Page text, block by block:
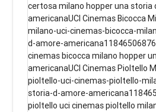
certosa milano hopper una storia
americanaUCI Cinemas Bicocca
milano-uci-cinemas-bicocca-
d-amore-
cinemas bicocca milano hopper
americanaUCI Cinemas Pioltello
pioltello-uci-cinemas-pioltello-
storia-d-amore-
pioltello uci cinemas pioltello